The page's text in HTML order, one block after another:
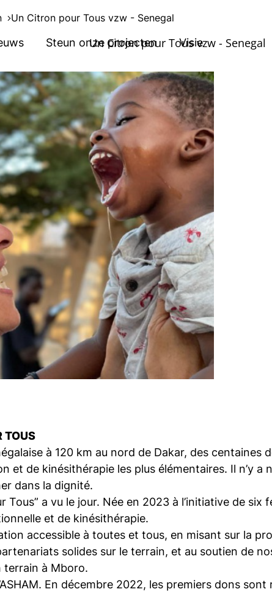
Steun onze projecten Visie
Un Citron pour Tous vzw - Senegal
Un Citron pour Tous vzw - Senegal
TOUS
à 120 km au nord de Dakar, des
et de kinésithérapie les plus élémentaires. Il n’y
dans la dignité.
Tous” a vu le jour. Née en 2023 à l’initiative de
et de kinésithérapie.
accessible à toutes et tous, en misant sur la
solides sur le terrain, et au soutien de
terrain à Mboro.
En décembre 2022, les premiers dons